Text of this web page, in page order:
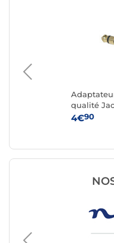
qualité
mm
4€90